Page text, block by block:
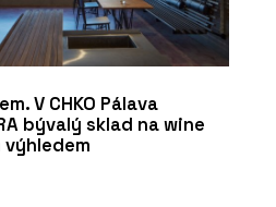
V CHKO Pálava
bývalý sklad na wine